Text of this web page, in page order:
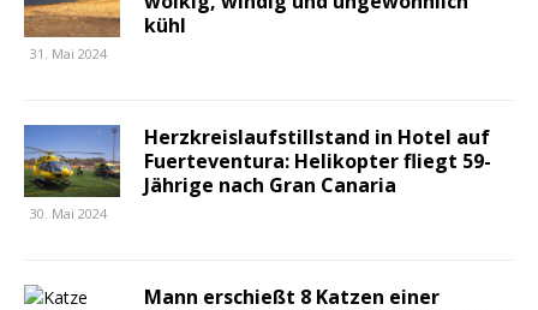
kühl
31. Mai 2024
Herzkreislaufstillstand in Hotel auf
Fuerteventura: Helikopter fliegt 59-
Jährige nach Gran Canaria
30. Mai 2024
Mann erschießt 8 Katzen einer